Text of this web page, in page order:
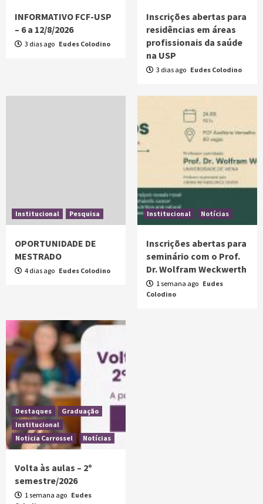
INFORMATIVO FCF-USP
– 6 a 12/8/2026
3 dias ago Eudes Colodino
Inscrições abertas para
residências em áreas
profissionais da saúde
na USP
3 dias ago Eudes Colodino
Institucional Pesquisa
OPORTUNIDADE DE
MESTRADO
4 dias ago Eudes Colodino
Institucional Notícias
Inscrições abertas para
seminário com o Prof.
Dr. Wolfram Weckwerth
1 semana ago Eudes
Colodino
Destaques
Graduação
Institucional
Noticia Carrossel
Notícias
Volta às aulas – 2º
semestre/2026
1 semana ago Eudes